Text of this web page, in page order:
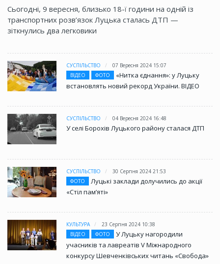
Сьогодні, 9 вересня, близько 18-ї години на одній із
транспортних розв’язок Луцька сталась ДТП —
зіткнулись два легковики
СУСПІЛЬСТВО
07 Вересня 2024 15:07
ВІДЕО
ФОТО
«Нитка єднання»: у Луцьку
встановлять новий рекорд України. ВІДЕО
СУСПІЛЬСТВО 04 Вересня 2024 16:48
У селі Борохів Луцького району сталася ДТП
СУСПІЛЬСТВО
30 Серпня 2024 21:53
ФОТО
Луцькі заклади долучились до акції
«Стіл памʼяті»
КУЛЬТУРА
23 Серпня 2024 10:38
ВІДЕО
ФОТО
У Луцьку нагородили
учасників та лавреатів V Міжнародного
конкурсу Шевченківських читань «Свобода»